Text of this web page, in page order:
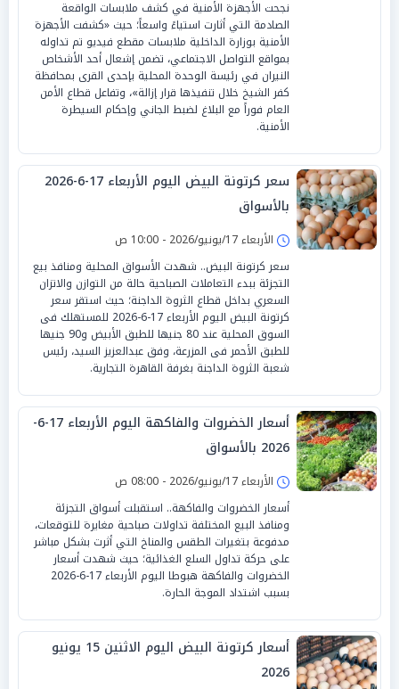
نجحت الأجهزة الأمنية في كشف ملابسات الواقعة
الصادمة التي أثارت استياءً واسعاً؛ حيث «كشفت الأجهزة
الأمنية بوزارة الداخلية ملابسات مقطع فيديو تم تداوله
بمواقع التواصل الاجتماعي، تضمن إشعال أحد الأشخاص
النيران في رئيسة الوحدة المحلية بإحدى القرى بمحافظة
كفر الشيخ خلال تنفيذها قرار إزالة»، وتفاعل قطاع الأمن
العام فوراً مع البلاغ لضبط الجاني وإحكام السيطرة
الأمنية.
سعر كرتونة البيض اليوم الأربعاء 17-6-2026
بالأسواق
الأربعاء 17/يونيو/2026 - 10:00 ص
سعر كرتونة البيض.. شهدت الأسواق المحلية ومنافذ بيع
التجزئة ببدء التعاملات الصباحية حالة من التوازن والاتزان
السعري بداخل قطاع الثروة الداجنة؛ حيث استقر سعر
كرتونة البيض اليوم الأربعاء 17-6-2026 للمستهلك فى
السوق المحلية عند 80 جنيها للطبق الأبيض و90 جنيها
للطبق الأحمر فى المزرعة، وفق عبدالعزيز السيد، رئيس
شعبة الثروة الداجنة بغرفة القاهرة التجارية.
أسعار الخضروات والفاكهة اليوم الأربعاء 17-6-
2026 بالأسواق
الأربعاء 17/يونيو/2026 - 08:00 ص
أسعار الخضروات والفاكهة.. استقبلت أسواق التجزئة
ومنافذ البيع المختلفة تداولات صباحية مغايرة للتوقعات،
مدفوعة بتغيرات الطقس والمناخ التي أثرت بشكل مباشر
على حركة تداول السلع الغذائية؛ حيث شهدت أسعار
الخضروات والفاكهة هبوطا اليوم الأربعاء 17-6-2026
بسبب اشتداد الموجة الحارة.
أسعار كرتونة البيض اليوم الاثنين 15 يونيو
2026